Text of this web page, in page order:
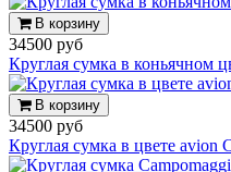
В корзину
34500 руб
Круглая сумка в коньячном
В корзину
34500 руб
Круглая сумка в цвете avion